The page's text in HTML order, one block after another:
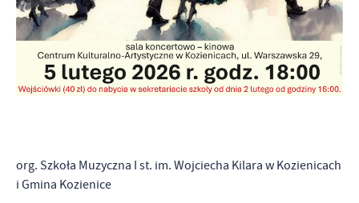
org. Szkoła Muzyczna I st. im. Wojciecha Kilara w Kozienicach
i Gmina Kozienice
Firmy te działają w charakterze pośredników prezentujących nasze
treści w postaci wiadomości, ofert, komunikatów mediów
społecznościowych.